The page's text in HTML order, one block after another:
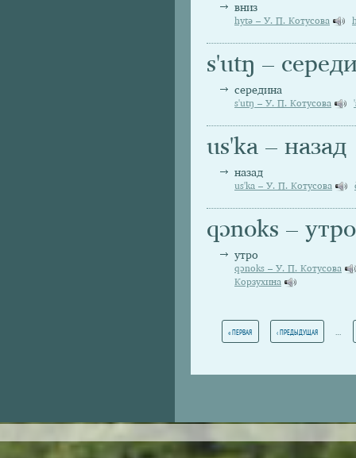
вниз
hytə – У. П. Котусова
s'utŋ –
середина
s'utŋ – У. П. Котусова
us'ka – назад
назад
us'ka – У. П. Котусова
qɔnoks – утро
утро
qɔnoks – У. П. Котусова
Корзухина
Страницы
« ПЕРВАЯ ‹ ПРЕДЫДУЩАЯ …